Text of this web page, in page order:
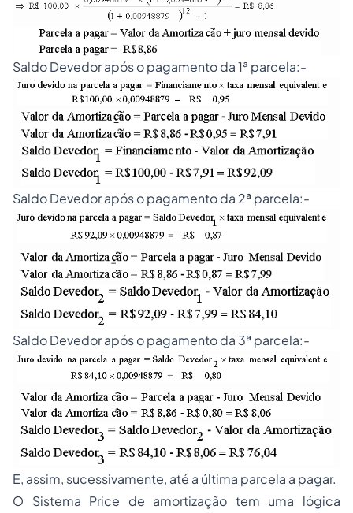
Saldo Devedor após o pagamento da 1ª parcela:-
Saldo Devedor após o pagamento da 2ª parcela:-
Saldo Devedor após o pagamento da 3ª parcela:-
E, assim, sucessivamente, até a última parcela a pagar.
O Sistema Price de amortização tem uma lógica